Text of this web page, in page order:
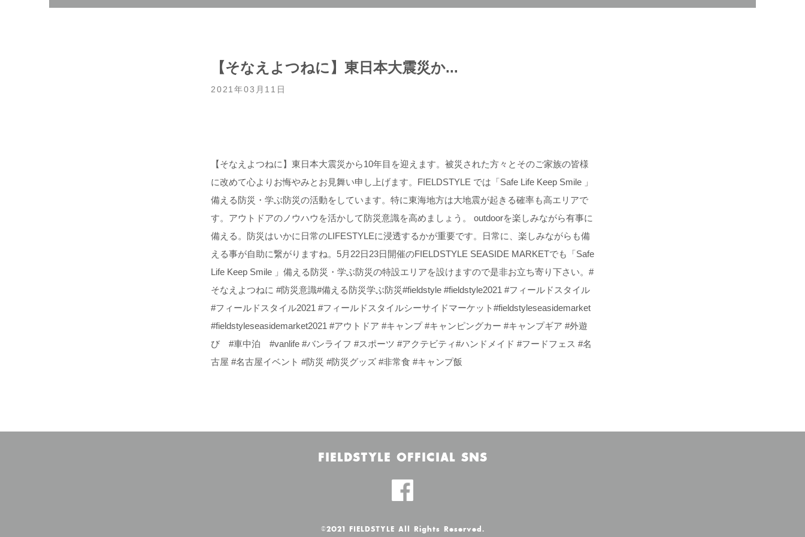
【そなえよつねに】東日本大震災か...
2021年03月11日
【そなえよつねに】東日本大震災から10年目を迎えます。被災された方々とそのご家族の皆様
に改めて心よりお悔やみとお見舞い申し上げます。 FIELDSTYLE では「Safe Life Keep Smile 」
備える防災・学ぶ防災の活動をしています。特に東海地方は大地震が起きる確率も高エリアで
す。アウトドアのノウハウを活かして防災意識を高めましょう。 outdoorを楽しみながら有事に
備える。防災はいかに日常のLIFESTYLEに浸透するかが重要です。日常に、楽しみながらも備
える事が自助に繋がりますね。5月22日23日開催のFIELDSTYLE SEASIDE MARKETでも「Safe
Life Keep Smile 」備える防災・学ぶ防災の特設エリアを設けますので是非お立ち寄り下さい。#
そなえよつねに #防災意識 #備える防災学ぶ防災#fieldstyle #fieldstyle2021 #フィールドスタイル
#フィールドスタイル2021 #フィールドスタイルシーサイドマーケット#fieldstyleseasidemarket
#fieldstyleseasidemarket2021 #アウトドア #キャンプ #キャンピングカー #キャンプギア #外遊
び #車中泊 #vanlife #バンライフ #スポーツ #アクテビティ#ハンドメイド #フードフェス #名
古屋 #名古屋イベント #防災 #防災グッズ #非常食 #キャンプ飯
FIELDSTYLE OFFICIAL SNS
©2021 FIELDSTYLE All Rights Reserved.